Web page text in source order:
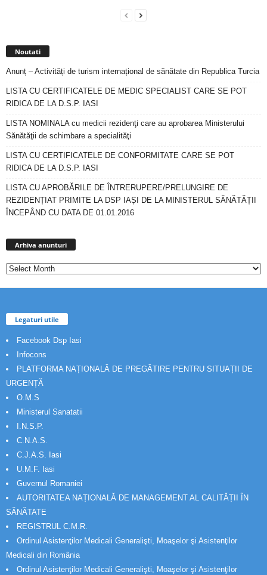
Noutati
Anunț – Activități de turism internațional de sănătate din Republica Turcia
LISTA CU CERTIFICATELE DE MEDIC SPECIALIST CARE SE POT
RIDICA DE LA D.S.P. IASI
LISTA NOMINALA cu medicii rezidenţi care au aprobarea Ministerului
Sănătăţii de schimbare a specialităţi
LISTA CU CERTIFICATELE DE CONFORMITATE CARE SE POT
RIDICA DE LA D.S.P. IASI
LISTA CU APROBĂRILE DE ÎNTRERUPERE/PRELUNGIRE DE
REZIDENȚIAT PRIMITE LA DSP IAȘI DE LA MINISTERUL SĂNĂTĂȚII
ÎNCEPÂND CU DATA DE 01.01.2016
Arhiva anunturi
Legaturi utile
Facebook Dsp Iasi
Infocons
PLATFORMA NAȚIONALĂ DE PREGĂTIRE PENTRU SITUAȚII DE
URGENȚĂ
O.M.S
Ministerul Sanatatii
I.N.S.P.
C.N.A.S.
C.J.A.S. Iasi
U.M.F. Iasi
Guvernul Romaniei
AUTORITATEA NAȚIONALĂ DE MANAGEMENT AL CALITĂȚII ÎN
SĂNĂTATE
REGISTRUL C.M.R.
Ordinul Asistenţilor Medicali Generalişti, Moaşelor şi Asistenţilor
Medicali din România
Ordinul Asistenţilor Medicali Generalişti, Moaşelor şi Asistenţilor